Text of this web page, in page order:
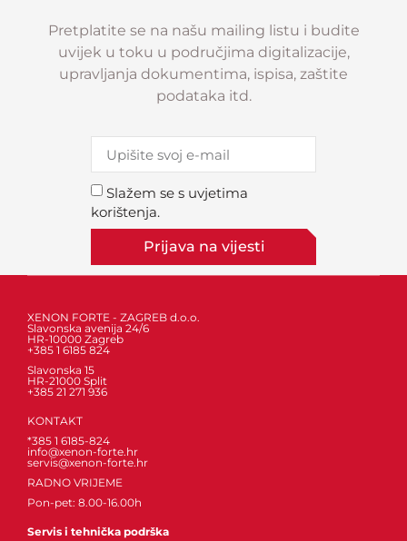
Pretplatite se na našu mailing listu i budite
uvijek u toku u područjima digitalizacije,
upravljanja dokumentima, ispisa, zaštite
podataka itd.
Slažem se s uvjetima
korištenja.
Prijava na vijesti
XENON FORTE - ZAGREB d.o.o.
Slavonska avenija 24/6
HR-10000 Zagreb
+385 1 6185 824
Slavonska 15
HR-21000 Split
+385 21 271 936
KONTAKT
*385 1 6185-824
info@xenon-forte.hr
servis@xenon-forte.hr
RADNO VRIJEME
Pon-pet: 8.00-16.00h
Servis i tehnička podrška